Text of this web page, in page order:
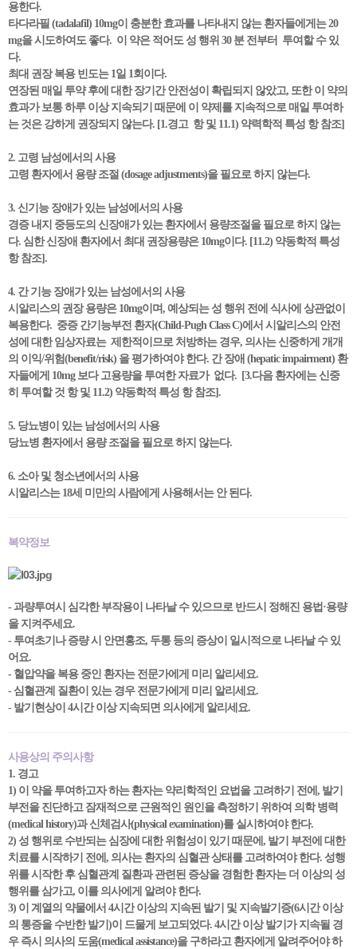
용한다.
타다라필 (tadalafil) 10mg이 충분한 효과를 나타내지 않는 환자들에게는 20
mg을 시도하여도 좋다. 이 약은 적어도 성 행위 30 분 전부터 투여할 수 있
다.
최대 권장 복용 빈도는 1일 1회이다.
연장된 매일 투약 후에 대한 장기간 안전성이 확립되지 않았고, 또한 이 약의
효과가 보통 하루 이상 지속되기 때문에 이 약제를 지속적으로 매일 투여하
는 것은 강하게 권장되지 않는다. [1.경고 항 및 11.1) 약력학적 특성 항 참조]
2. 고령 남성에서의 사용
고령 환자에서 용량 조절 (dosage adjustments)을 필요로 하지 않는다.
3. 신기능 장애가 있는 남성에서의 사용
경증 내지 중등도의 신장애가 있는 환자에서 용량조절을 필요로 하지 않는
다. 심한 신장애 환자에서 최대 권장용량은 10mg이다. [11.2) 약동학적 특성
항 참조].
4. 간 기능 장애가 있는 남성에서의 사용
시알리스의 권장 용량은 10mg이며, 예상되는 성 행위 전에 식사에 상관없이
복용한다. 중증 간기능부전 환자(Child-Pugh Class C)에서 시알리스의 안전
성에 대한 임상자료는 제한적이므로 처방하는 경우, 의사는 신중하게 개개
의 이익/위험(benefit/risk) 을 평가하여야 한다. 간 장애 (hepatic impairment) 환
자들에게 10mg 보다 고용량을 투여한 자료가 없다. [3.다음 환자에는 신중
히 투여할 것 항 및 11.2) 약동학적 특성 항 참조].
5. 당뇨병이 있는 남성에서의 사용
당뇨병 환자에서 용량 조절을 필요로 하지 않는다.
6. 소아 및 청소년에서의 사용
시알리스는 18세 미만의 사람에게 사용해서는 안 된다.
복약정보
- 과량투여시 심각한 부작용이 나타날 수 있으므로 반드시 정해진 용법·용량
을 지켜주세요.
- 투여초기나 증량 시 안면홍조, 두통 등의 증상이 일시적으로 나타날 수 있
어요.
- 혈압약을 복용 중인 환자는 전문가에게 미리 알리세요.
- 심혈관계 질환이 있는 경우 전문가에게 미리 알리세요.
- 발기현상이 4시간 이상 지속되면 의사에게 알리세요.
사용상의 주의사항
1. 경고
1) 이 약을 투여하고자 하는 환자는 약리학적인 요법을 고려하기 전에, 발기
부전을 진단하고 잠재적으로 근원적인 원인을 측정하기 위하여 의학 병력
(medical history)과 신체검사(physical examination)를 실시하여야 한다.
2) 성 행위로 수반되는 심장에 대한 위험성이 있기 때문에, 발기 부전에 대한
치료를 시작하기 전에, 의사는 환자의 심혈관 상태를 고려하여야 한다. 성행
위를 시작한 후 심혈관계 질환과 관련된 증상을 경험한 환자는 더 이상의 성
행위를 삼가고, 이를 의사에게 알려야 한다.
3) 이 계열의 약물에서 4시간 이상의 지속된 발기 및 지속발기증(6시간 이상
의 통증을 수반한 발기)이 드물게 보고되었다. 4시간 이상 발기가 지속될 경
우 즉시 의사의 도움(medical assistance)을 구하라고 환자에게 알려주어야 하